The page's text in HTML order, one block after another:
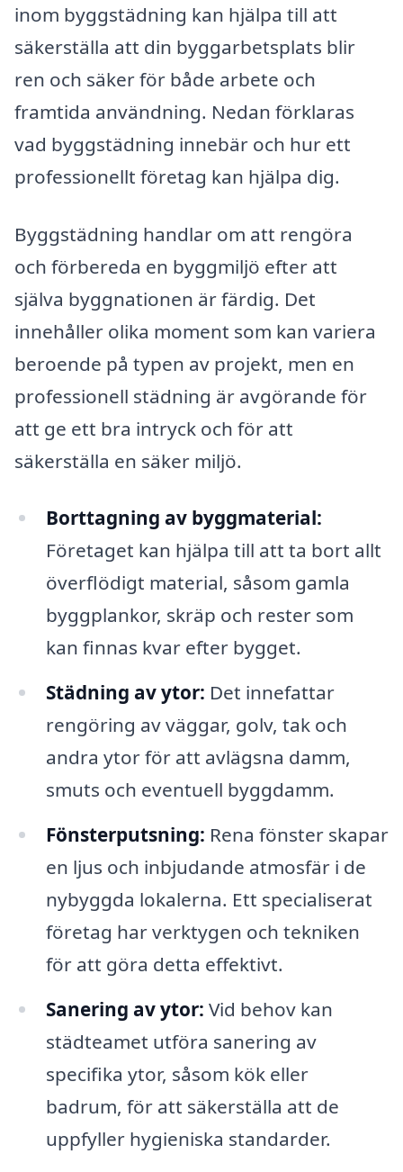
inom byggstädning kan hjälpa till att
säkerställa att din byggarbetsplats blir
ren och säker för både arbete och
framtida användning. Nedan förklaras
vad byggstädning innebär och hur ett
professionellt företag kan hjälpa dig.
Byggstädning handlar om att rengöra
och förbereda en byggmiljö efter att
själva byggnationen är färdig. Det
innehåller olika moment som kan variera
beroende på typen av projekt, men en
professionell städning är avgörande för
att ge ett bra intryck och för att
säkerställa en säker miljö.
Borttagning av byggmaterial:
Företaget kan hjälpa till att ta bort allt
överflödigt material, såsom gamla
byggplankor, skräp och rester som
kan finnas kvar efter bygget.
Städning av ytor: Det innefattar
rengöring av väggar, golv, tak och
andra ytor för att avlägsna damm,
smuts och eventuell byggdamm.
Fönsterputsning: Rena fönster skapar
en ljus och inbjudande atmosfär i de
nybyggda lokalerna. Ett specialiserat
företag har verktygen och tekniken
för att göra detta effektivt.
Sanering av ytor: Vid behov kan
städteamet utföra sanering av
specifika ytor, såsom kök eller
badrum, för att säkerställa att de
uppfyller hygieniska standarder.